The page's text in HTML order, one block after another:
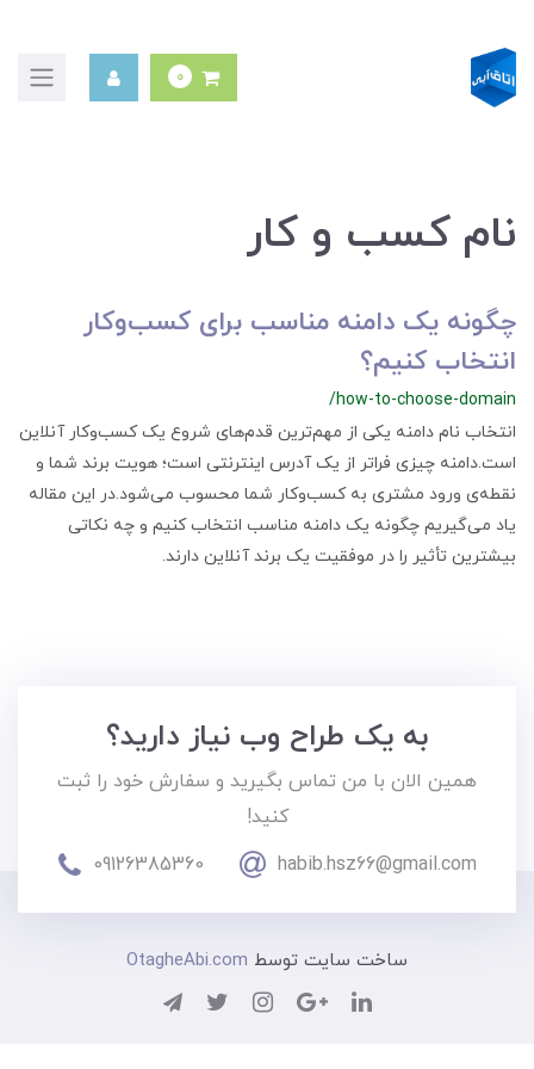
0
نام کسب و کار
چگونه یک دامنه مناسب برای کسب‌وکار
انتخاب کنیم؟
/how-to-choose-domain
انتخاب نام دامنه یکی از مهم‌ترین قدم‌های شروع یک کسب‌وکار آنلاین
است.دامنه چیزی فراتر از یک آدرس اینترنتی است؛ هویت برند شما و
نقطه‌ی ورود مشتری به کسب‌وکار شما محسوب می‌شود.در این مقاله
یاد می‌گیریم چگونه یک دامنه مناسب انتخاب کنیم و چه نکاتی
بیشترین تأثیر را در موفقیت یک برند آنلاین دارند.
به یک طراح وب نیاز دارید؟
همین الان با من تماس بگیرید و سفارش خود را ثبت
کنید!
habib.hsz66@gmail.com
09126385360
ساخت سایت توسط OtagheAbi.com